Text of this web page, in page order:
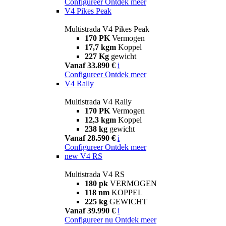
V4 Pikes Peak
Multistrada V4 Pikes Peak
170 PK Vermogen
17,7 kgm Koppel
227 Kg gewicht
Vanaf 33.890 € i
Configureer Ontdek meer
V4 Rally
Multistrada V4 Rally
170 PK Vermogen
12,3 kgm Koppel
238 kg gewicht
Vanaf 28.590 € i
Configureer Ontdek meer
new V4 RS
Multistrada V4 RS
180 pk VERMOGEN
118 nm KOPPEL
225 kg GEWICHT
Vanaf 39.990 € i
Configureer nu Ontdek meer